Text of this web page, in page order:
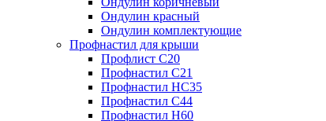
Ондулин красный
Ондулин комплектующие
Профнастил для крыши
Профлист С20
Профнастил С21
Профнастил НС35
Профнастил С44
Профнастил Н60